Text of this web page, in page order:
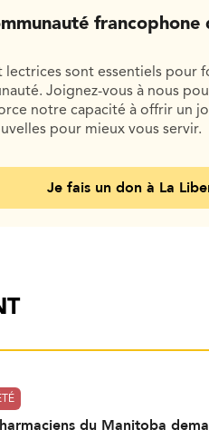
lectrices sont essentiels
Joignez-vous à nous
notre capacité à offrir un
pour mieux vous servir.
Je fais un don à La
du Manitoba